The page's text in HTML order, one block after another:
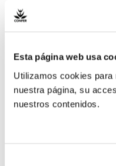
Esta página web usa
Utilizamos cookies para
nuestra página, su
nuestros contenidos.
Jornada de
La Conferencia
organizado para el
jornada sobre la